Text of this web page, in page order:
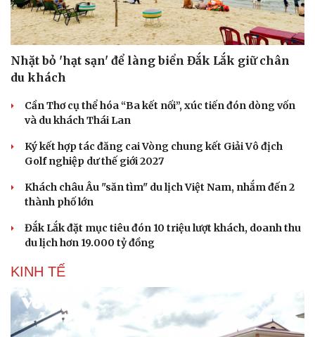
Nhặt bỏ 'hạt sạn' để làng biển Đắk Lắk giữ chân
du khách
Cần Thơ cụ thể hóa “Ba kết nối”, xúc tiến đón dòng vốn
và du khách Thái Lan
Ký kết hợp tác đăng cai Vòng chung kết Giải Vô địch
Golf nghiệp dư thế giới 2027
Khách châu Âu "săn tìm" du lịch Việt Nam, nhắm đến 2
thành phố lớn
Đắk Lắk đặt mục tiêu đón 10 triệu lượt khách, doanh thu
du lịch hơn 19.000 tỷ đồng
KINH TẾ